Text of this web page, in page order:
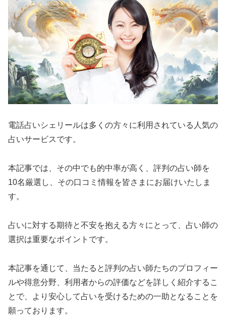
電話占いシェリールは多くの方々に利用されている人気の
占いサービスです。
本記事では、その中でも的中率が高く、評判の占い師を
10名厳選し、その口コミ情報を皆さまにお届けいたしま
す。
占いに対する期待と不安を抱える方々にとって、占い師の
選択は重要なポイントです。
本記事を通じて、当たると評判の占い師たちのプロフィー
ルや得意分野、利用者からの評価などを詳しく紹介するこ
とで、より安心して占いを受けるための一助となることを
願っております。